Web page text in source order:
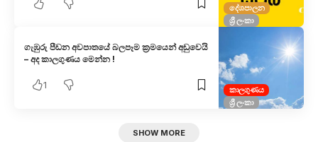
දේශපාලන
ශ්‍රී ලංකා
කාලගුණය
ශ්‍රී ලංකා
ගැඹුරු පීඩන අවපාතයේ බලපෑම ක්‍රමයෙන් අඩුවෙයි
– අද කාලගුණය මෙන්න !
1
SHOW MORE